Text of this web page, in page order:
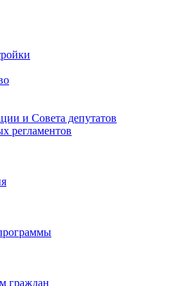
и Совета депутатов
регламентов
граждан